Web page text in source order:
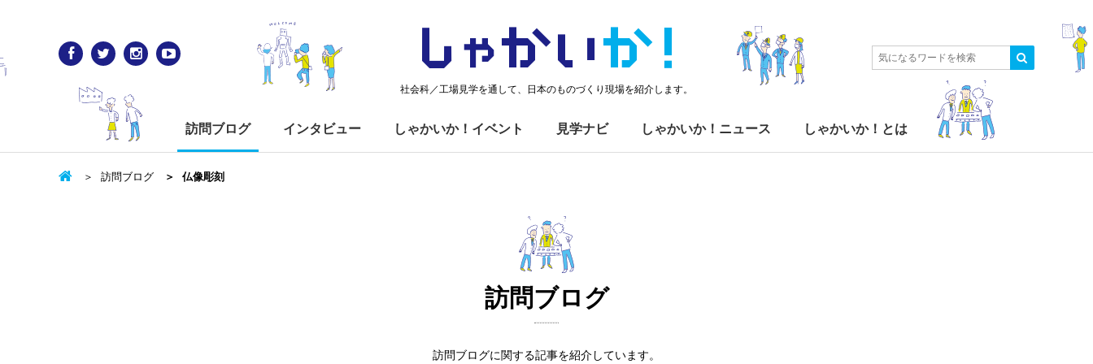
しゃかいか！
社会科／工場見学を通して、日本のものづくり現場を紹介します。
訪問ブログ インタビュー しゃかいか！イベント 見学ナビ しゃかいか！ニュース しゃかいか！とは
訪問ブログ 仏像彫刻
訪問ブログ
訪問ブログに関する記事を紹介しています。